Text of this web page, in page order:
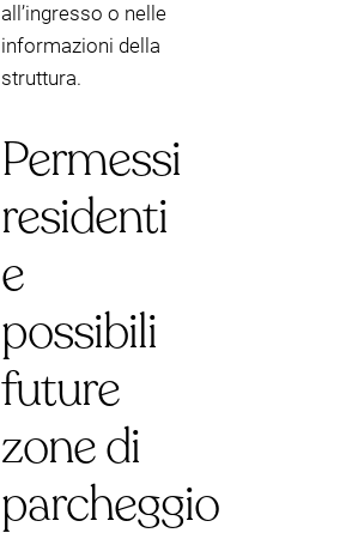
all’ingresso o nelle
informazioni della
struttura.
Permessi
residenti
e
possibili
future
zone di
parcheggio